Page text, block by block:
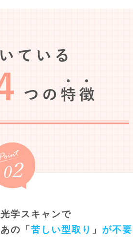
光学スキャンで
あの「苦しい型取り 」が不要